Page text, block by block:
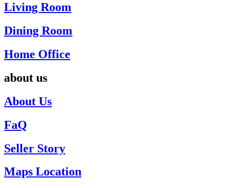
Living Room
Dining Room
Home Office
about us
About Us
FaQ
Seller Story
Maps Location